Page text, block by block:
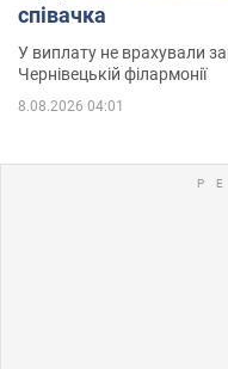
співачка
У виплату не врахували
Чернівецькій філармонії
8.08.2026 04:01